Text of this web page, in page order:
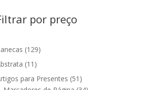
por preço
129129
11 11
produtos
para Presentes 51 51